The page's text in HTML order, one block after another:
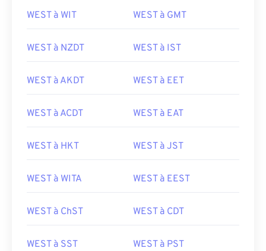
WEST à WIT WEST à GMT
WEST à NZDT WEST à IST
WEST à AKDT WEST à EET
WEST à ACDT WEST à EAT
WEST à HKT WEST à JST
WEST à WITA WEST à EEST
WEST à ChST WEST à CDT
WEST à SST WEST à PST